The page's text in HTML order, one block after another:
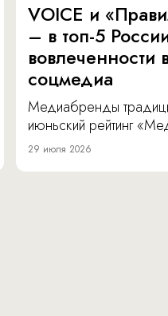
VOICE и
– в топ-5
вовлеченности
соцмедиа
Медиабренды
июньский рейтинг
29 июля 2026